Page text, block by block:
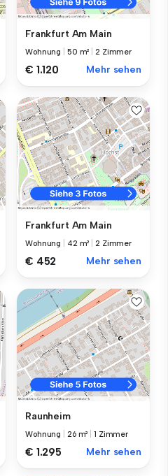
Frankfurt Am Main
Wohnung 50 m² 2 Zimmer
€ 1.120 Mehr sehen
Frankfurt Am Main
Wohnung 42 m² 2 Zimmer
€ 452 Mehr sehen
Raunheim
Wohnung 26 m² |1 Zimmer
€ 1.295 Mehr sehen